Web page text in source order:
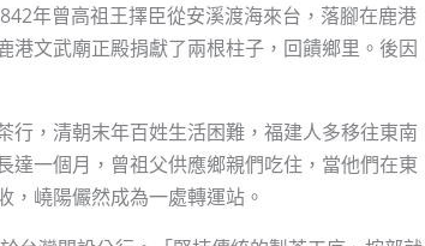
年曾高祖王擇臣從安溪渡海來台，落腳在鹿港
港文武廟正殿捐獻了兩根柱子，回饋鄉里。後因
行，清朝末年百姓生活困難，福建人多移往東南
達一個月，曾祖父供應鄉親們吃住，當他們在東
，嶢陽儼然成為一處轉運站。